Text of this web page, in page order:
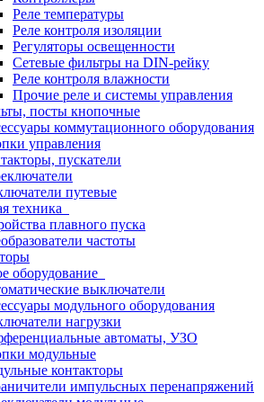
Реле температуры
Реле контроля изоляции
Регуляторы освещенности
Сетевые фильтры на DIN-рейку
Реле контроля влажности
Прочие реле и системы управления
посты кнопочные
коммутационного оборудования
управления
пускатели
путевые
техника
плавного пуска
частоты
оборудование
выключатели
модульного оборудования
нагрузки
автоматы, УЗО
модульные
контакторы
импульсных перенапряжений